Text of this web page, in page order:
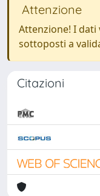
Attenzione
Attenzione! I dati
sottoposti a
Citazioni